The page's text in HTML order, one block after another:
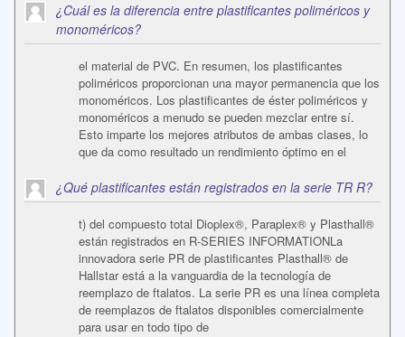
¿Cuál es la diferencia entre plastificantes poliméricos y
monoméricos?
el material de PVC. En resumen, los plastificantes
poliméricos proporcionan una mayor permanencia que los
monoméricos. Los plastificantes de éster poliméricos y
monoméricos a menudo se pueden mezclar entre sí.
Esto imparte los mejores atributos de ambas clases, lo
que da como resultado un rendimiento óptimo en el
¿Qué plastificantes están registrados en la serie TR R?
t) del compuesto total Dioplex®, Paraplex® y Plasthall®
están registrados en R-SERIES INFORMATIONLa
innovadora serie PR de plastificantes Plasthall® de
Hallstar está a la vanguardia de la tecnología de
reemplazo de ftalatos. La serie PR es una línea completa
de reemplazos de ftalatos disponibles comercialmente
para usar en todo tipo de